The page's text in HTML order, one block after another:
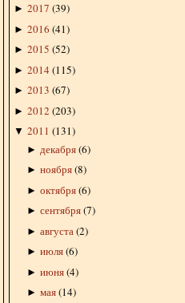
► 2017 (39)
► 2016 (41)
► 2015 (52)
► 2014 (115)
► 2013 (67)
► 2012 (203)
▼ 2011 (131)
► декабря(6)
► ноября(8)
► октября(6)
► сентября(7)
► августа (2)
► июля(6)
► июня(4)
► мая(14)